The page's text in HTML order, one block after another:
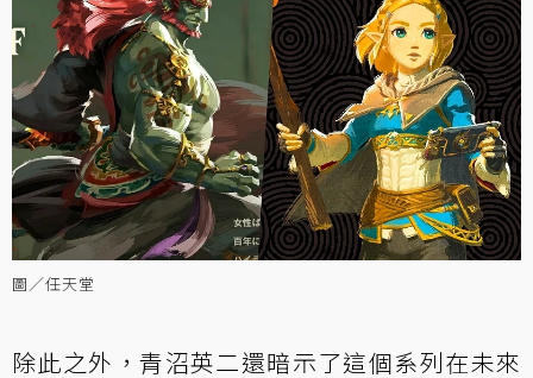
圖／任天堂
除此之外，青沼英二還暗示了這個系列在未來